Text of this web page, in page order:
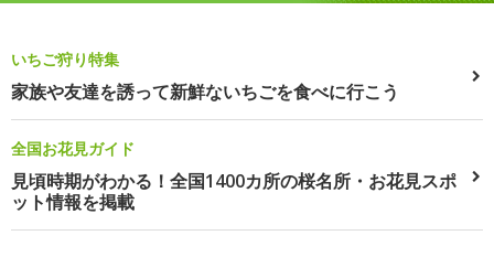
いちご狩り特集
家族や友達を誘って新鮮ないちごを食べに行こう
全国お花見ガイド
見頃時期がわかる！全国1400カ所の桜名所・お花見スポ
ット情報を掲載